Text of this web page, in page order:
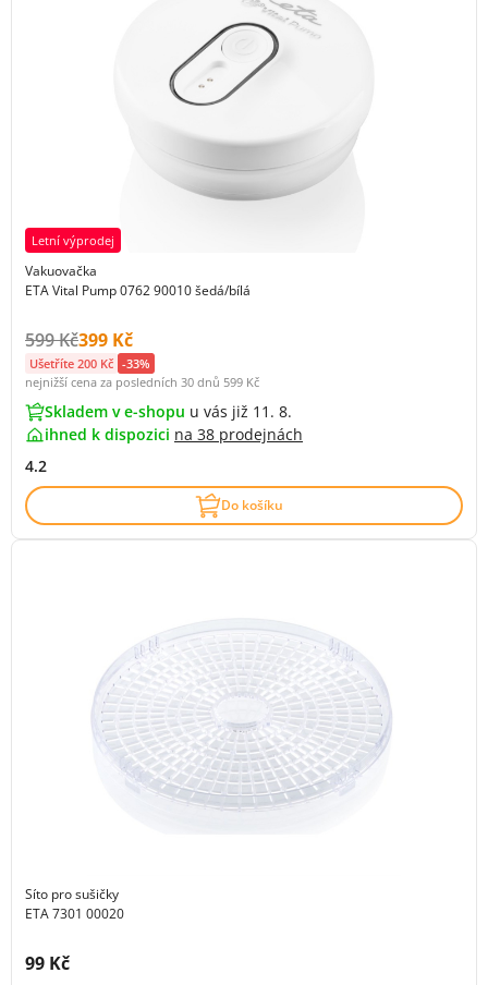
Letní výprodej
Vakuovačka
ETA Vital Pump 0762 90010 šedá/bílá
Původní cena s DPH:
599 KčCena s DPH:
399 Kč
Ušetříte 200 Kč -33%
nejnižší cena za posledních 30 dnů 599 Kč
Skladem v e-shopu u vás již 11. 8.
ihned k dispozici na 38 prodejnách
4.2
Do košíku
Síto pro sušičky
ETA 7301 00020
Cena s DPH:
99 Kč